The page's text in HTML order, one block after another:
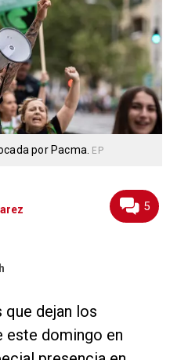
por Pacma. EP
5
que dejan los
este domingo en